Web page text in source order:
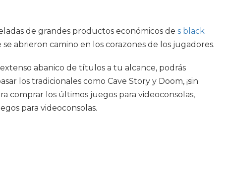
de grandes productos económicos de s black
abrieron camino en los corazones de los jugadores.
abanico de títulos a tu alcance, podrás
los tradicionales como Cave Story y Doom, ¡sin
los últimos juegos para videoconsolas,
para videoconsolas.